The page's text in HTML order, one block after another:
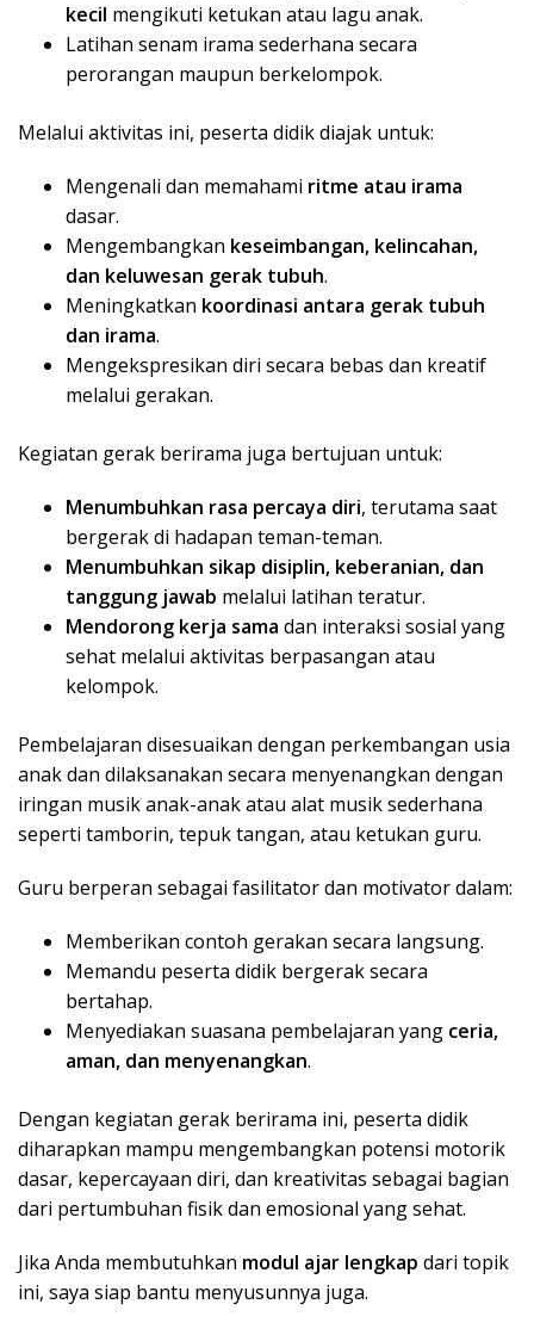
kecil mengikuti ketukan atau lagu anak.
Latihan senam irama sederhana secara
perorangan maupun berkelompok.
Melalui aktivitas ini, peserta didik diajak untuk:
Mengenali dan memahami ritme atau irama
dasar.
Mengembangkan keseimbangan, kelincahan,
dan keluwesan gerak tubuh.
Meningkatkan koordinasi antara gerak tubuh
dan irama.
Mengekspresikan diri secara bebas dan kreatif
melalui gerakan.
Kegiatan gerak berirama juga bertujuan untuk:
Menumbuhkan rasa percaya diri, terutama saat
bergerak di hadapan teman-teman.
Menumbuhkan sikap disiplin, keberanian, dan
tanggung jawab melalui latihan teratur.
Mendorong kerja sama dan interaksi sosial yang
sehat melalui aktivitas berpasangan atau
kelompok.
Pembelajaran disesuaikan dengan perkembangan usia
anak dan dilaksanakan secara menyenangkan dengan
iringan musik anak-anak atau alat musik sederhana
seperti tamborin, tepuk tangan, atau ketukan guru.
Guru berperan sebagai fasilitator dan motivator dalam:
Memberikan contoh gerakan secara langsung.
Memandu peserta didik bergerak secara
bertahap.
Menyediakan suasana pembelajaran yang ceria,
aman, dan menyenangkan.
Dengan kegiatan gerak berirama ini, peserta didik
diharapkan mampu mengembangkan potensi motorik
dasar, kepercayaan diri, dan kreativitas sebagai bagian
dari pertumbuhan fisik dan emosional yang sehat.
Jika Anda membutuhkan modul ajar lengkap dari topik
ini, saya siap bantu menyusunnya juga.